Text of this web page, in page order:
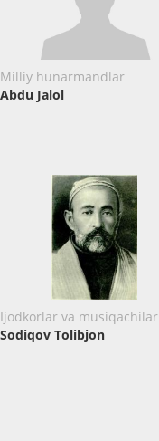
Milliy hunarmandlar
Abdu Jalol
Ijodkorlar va musiqachilar
Sodiqov Tolibjon